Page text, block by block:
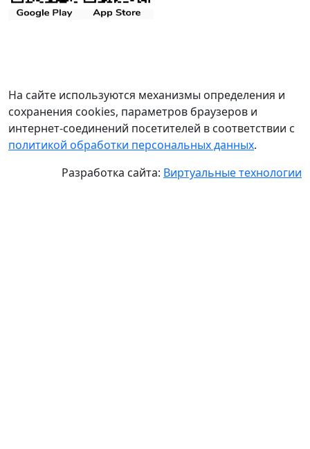
На сайте используются механизмы определения и
сохранения cookies, параметров браузеров и
интернет-соединений посетителей в соответствии с
политикой обработки персональных данных.
Разработка сайта: Виртуальные технологии